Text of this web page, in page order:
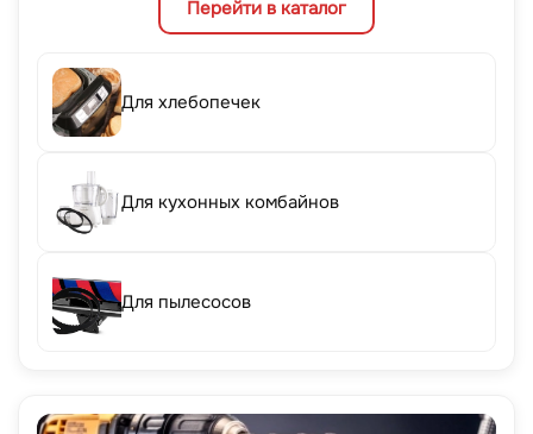
Перейти в каталог
Для хлебопечек
Для кухонных комбайнов
Для пылесосов